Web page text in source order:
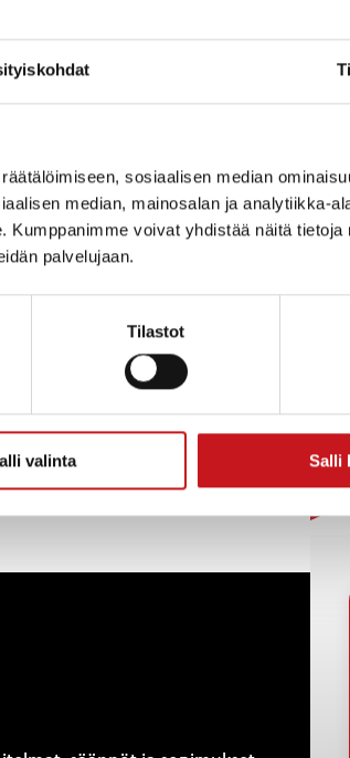
sosiaalisen median
median, mainosalan ja analytiikka-
voivat yhdistää näitä tietoja
palvelujaan.
Tilastot
valinta Salli
v.